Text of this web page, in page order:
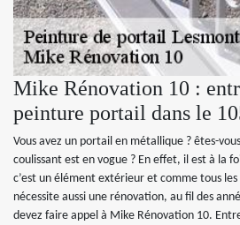
Mike Rénovation 10 :
peinture portail dans le
Vous avez un portail en métallique ? êtes-
coulissant est en vogue ? En effet, il est à la
c’est un élément extérieur et comme tous
nécessite aussi une rénovation, au fil des
devez faire appel à Mike Rénovation 10.